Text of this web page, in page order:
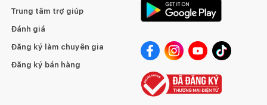
Trung tâm trợ giúp
Đánh giá
Đăng ký làm chuyên gia
Đăng ký bán hàng